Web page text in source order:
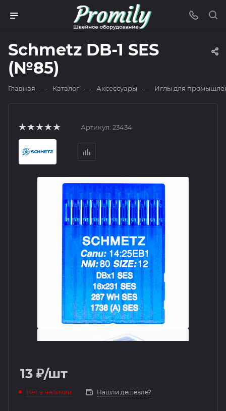
Schmetz DB-1 SES
(№85)
Главная — Каталог — Аксессуары — Иглы для
Артикул: 23434
13 ₽/шт
Нет в наличии Нашли дешевле?